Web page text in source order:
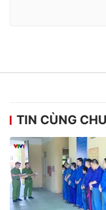
® Cấm sao chép dưới
thuận bằng văn bản.
thông tin từ website này.
TIN CÙNG